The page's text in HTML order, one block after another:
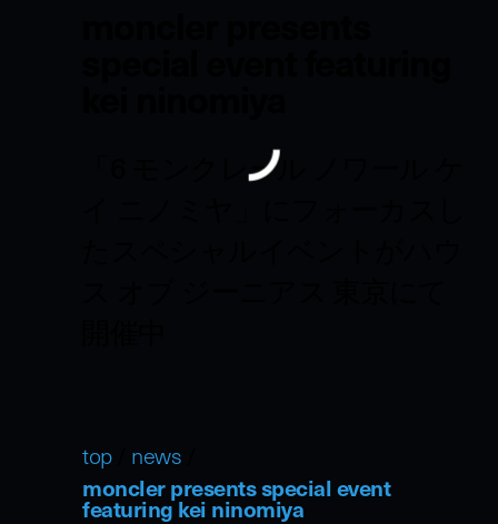
「6 モンクレール ノワール ケ
top/ news
moncler presents special event
featuring kei ninomiya